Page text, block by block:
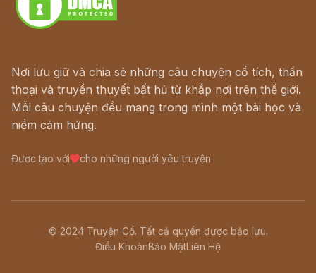
Nơi lưu giữ và chia sẻ những câu chuyện cổ tích, thần
thoại và truyền thuyết bất hủ từ khắp nơi trên thế giới.
Mỗi câu chuyện đều mang trong mình một bài học và
niềm cảm hứng.
Được tạo với cho những người yêu truyện
© 2024 Truyện Cổ. Tất cả quyền được bảo lưu.
Điều KhoảnBảo MậtLiên Hệ